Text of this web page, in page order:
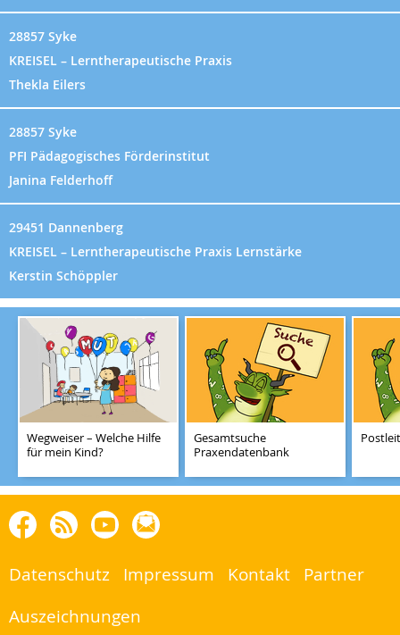
28857 Syke
KREISEL – Lerntherapeutische Praxis
Thekla Eilers
28857 Syke
PFI Pädagogisches Förderinstitut
Janina Felderhoff
29451 Dannenberg
KREISEL – Lerntherapeutische Praxis Lernstärke
Kerstin Schöppler
Wegweiser – Welche Hilfe
für mein Kind?
Gesamtsuche
Praxendatenbank
Facebook
Blog
RSS
YoutubeRundbrief
Datenschutz Impressum Kontakt
Partner
Auszeichnungen